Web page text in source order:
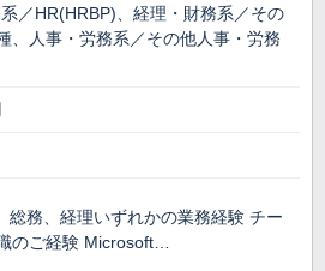
／HR(HRBP)、経理・財務系／その
、人事・労務系／その他人事・労務
総務、経理いずれかの業務経験 チー
のご経験 Microsoft…